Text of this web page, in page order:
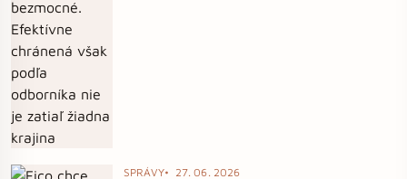
SPRÁVY 27. 06. 2026